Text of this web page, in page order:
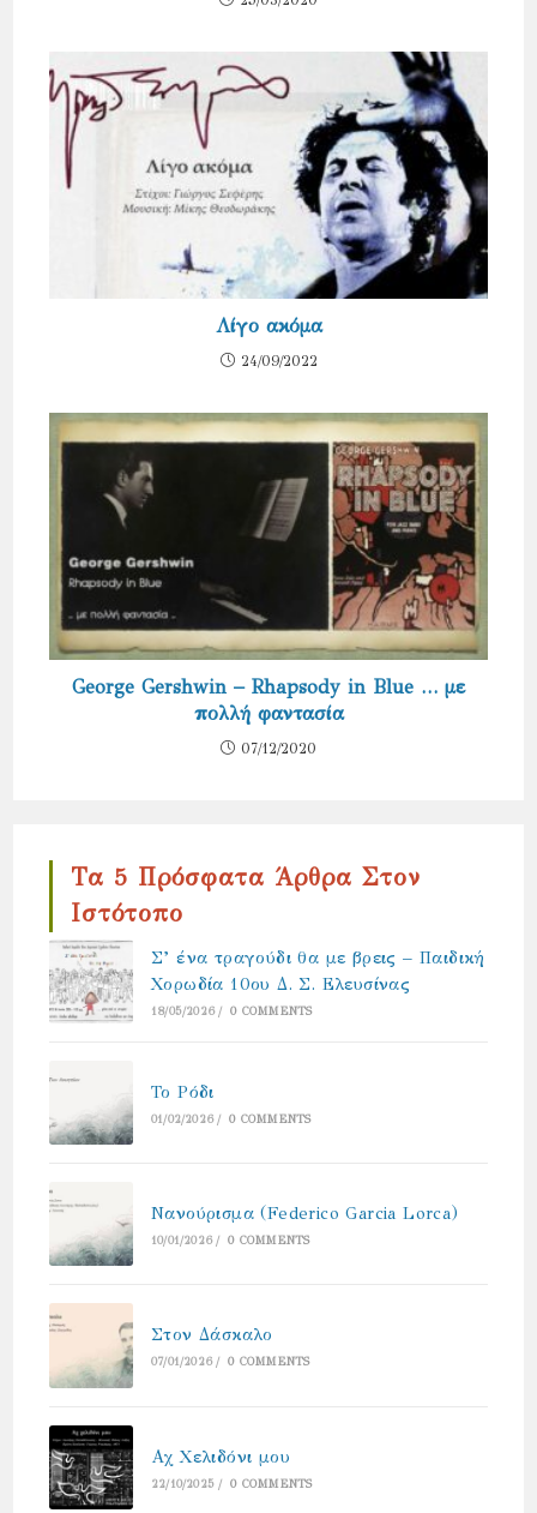
Λίγο ακόμα
24/09/2022
George Gershwin – Rhapsody in Blue … με
πολλή φαντασία
07/12/2020
Τα 5 Πρόσφατα Άρθρα Στον
Ιστότοπο
Σ’ ένα τραγούδι θα με βρεις – Παιδική
Χορωδία 10ου Δ. Σ. Ελευσίνας
18/05/2026 / 0 COMMENTS
Το Ρόδι
01/02/2026 / 0 COMMENTS
Νανούρισμα (Federico Garcia Lorca)
10/01/2026 / 0 COMMENTS
Στον Δάσκαλο
07/01/2026 / 0 COMMENTS
Αχ Χελιδόνι μου
22/10/2025 / 0 COMMENTS